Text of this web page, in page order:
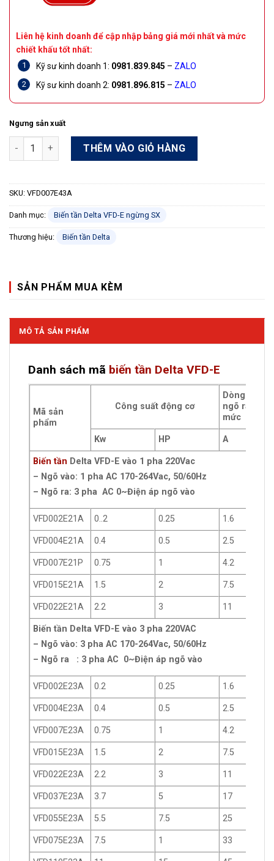
Liên hệ kinh doanh để cập nhập bảng giá mới nhất và mức
chiết khấu tốt nhất:
Kỹ sư kinh doanh 1: 0981.839.845 – ZALO
Kỹ sư kinh doanh 2: 0981.896.815 – ZALO
Ngưng sản xuất
Biến tần Delta VFD-E VFD007E43A 0.75KW 1 HP 3 pha 380 -
THÊM VÀO GIỎ HÀNG
SKU: VFD007E43A
Danh mục: Biến tần Delta VFD-E ngừng SX
Thương hiệu: Biến tần Delta
SẢN PHẨM MUA KÈM
MÔ TẢ SẢN PHẨM
Danh sách mã biến tần Delta VFD-E
Mã sản
phẩm
Công suất động cơ
Dòng điện
ngõ ra định
mức
Kw HP A
Biến tần Delta VFD-E vào 1 pha 220Vac
– Ngõ vào: 1 pha AC 170-264Vac, 50/60Hz
– Ngõ ra: 3 pha AC 0~Điện áp ngõ vào
VFD002E21A 0..2 0.25 1.6
VFD004E21A 0.4 0.5 2.5
VFD007E21P 0.75 1 4.2
VFD015E21A 1.5 2 7.5
VFD022E21A 2.2 3 11
Biến tần Delta VFD-E vào 3 pha 220VAC
– Ngõ vào: 3 pha AC 170-264Vac, 50/60Hz
– Ngõ ra : 3 pha AC 0~Điện áp ngõ vào
VFD002E23A 0.2 0.25 1.6
VFD004E23A 0.4 0.5 2.5
VFD007E23A 0.75 1 4.2
VFD015E23A 1.5 2 7.5
VFD022E23A 2.2 3 11
VFD037E23A 3.7 5 17
VFD055E23A 5.5 7.5 25
VFD075E23A 7.5 1 33